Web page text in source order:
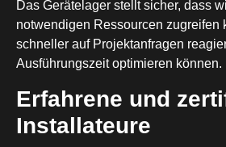
Das Gerätelager stellt sicher, dass
notwendigen Ressourcen zugreifen
schneller auf Projektanfragen
Ausführungszeit optimieren können.
Erfahrene und
Installateure